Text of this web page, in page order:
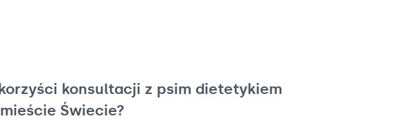
konsultacji z psim dietetykiem
Świecie?